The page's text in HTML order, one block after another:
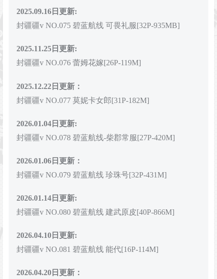
2025.09.16日更新:
封疆疆v NO.075 碧蓝航线 可畏礼服[32P-935MB]
2025.11.25日更新:
封疆疆v NO.076 蕾姆花嫁[26P-119M]
2025.12.22日更新：
封疆疆v NO.077 莫妮卡女郎[31P-182M]
2026.01.04日更新:
封疆疆v NO.078 碧蓝航线-柴郡常服[27P-420M]
2026.01.06日更新：
封疆疆v NO.079 碧蓝航线 珍珠号[32P-431M]
2026.01.14日更新:
封疆疆v NO.080 碧蓝航线 建武原皮[40P-866M]
2026.04.10日更新:
封疆疆v NO.081 碧蓝航线 能代[16P-114M]
2026.04.20日更新：